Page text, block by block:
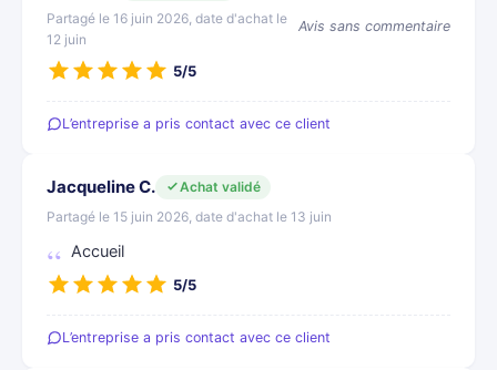
Partagé le 16 juin 2026, date d'achat le
12 juin
Avis sans commentaire
5/5
L’entreprise a pris contact avec ce client
Jacqueline C.
Achat validé
Partagé le 15 juin 2026, date d'achat le 13 juin
Accueil
5/5
L’entreprise a pris contact avec ce client